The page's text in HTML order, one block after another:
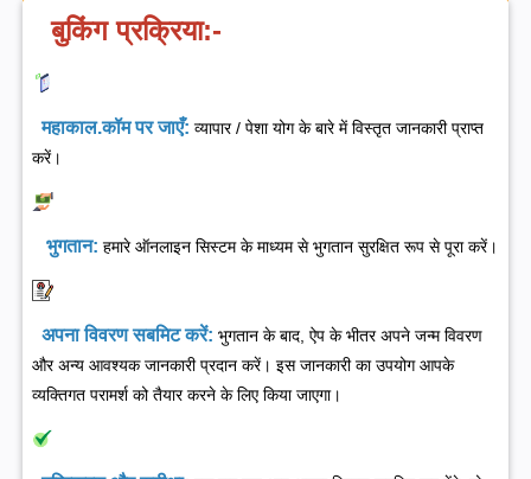
बुकिंग प्रक्रिया:-
महाकाल.कॉम पर जाएँ: व्यापार / पेशा योग के बारे में विस्तृत जानकारी प्राप्त
करें।
भुगतान: हमारे ऑनलाइन सिस्टम के माध्यम से भुगतान सुरक्षित रूप से पूरा करें।
अपना विवरण सबमिट करें: भुगतान के बाद, ऐप के भीतर अपने जन्म विवरण
और अन्य आवश्यक जानकारी प्रदान करें। इस जानकारी का उपयोग आपके
व्यक्तिगत परामर्श को तैयार करने के लिए किया जाएगा।